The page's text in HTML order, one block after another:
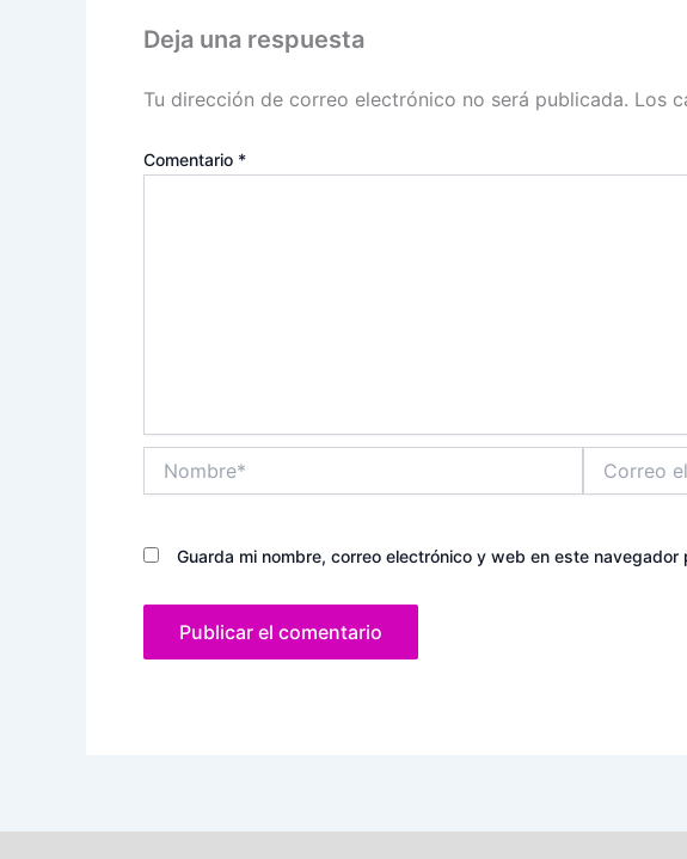
Deja una respuesta
Tu dirección de correo electrónico no será publicada. Los
Comentario *
electrónico*
Guarda mi nombre, correo electrónico y web en este